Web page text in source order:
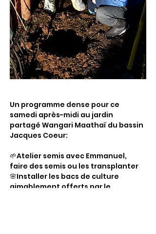
Un programme dense pour ce
samedi après-midi au jardin
partagé Wangari Maathaï du bassin
Jacques Coeur:
🌱Atelier semis avec Emmanuel,
faire des semis ou les transplanter
🌸Installer les bacs de culture
aimablement offerts par le